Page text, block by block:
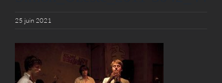
25 juin 2021